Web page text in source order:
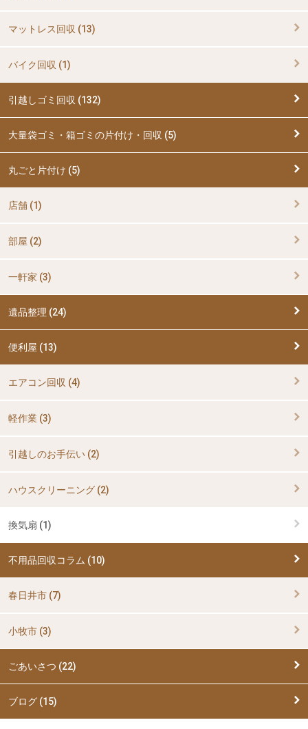
マットレス回収 (13)
バイク回収 (1)
引越しゴミ回収 (132)
大量袋ゴミ・箱ゴミの片付け・回収 (5)
丸ごと片付け (5)
店舗 (1)
部屋 (2)
一軒家 (3)
遺品整理 (24)
便利屋 (13)
エアコン回収 (4)
軽作業 (3)
引越しのお手伝い (2)
ハウスクリーニング (2)
換気扇 (1)
不用品回収コラム (10)
春日井市 (7)
小牧市 (3)
ごあいさつ (22)
ブログ (15)